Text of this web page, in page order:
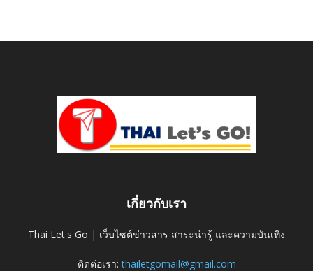
เกี่ยวกับเรา
Thai Let's Go | เว็บไซต์ข่าวสาร สาระน่ารู้ และความบันเทิง
ติดต่อเรา:thailetgomail@gmail.com